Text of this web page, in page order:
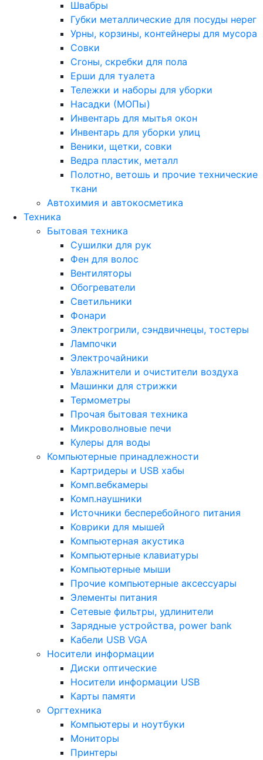
Швабры
Губки металлические для посуды нерег
Урны, корзины, контейнеры для мусора
Совки
Сгоны, скребки для пола
Ерши для туалета
Тележки и наборы для уборки
Насадки (МОПы)
Инвентарь для мытья окон
Инвентарь для уборки улиц
Веники, щетки, совки
Ведра пластик, металл
Полотно, ветошь и прочие технические
ткани
Автохимия и автокосметика
Техника
Бытовая техника
Сушилки для рук
Фен для волос
Вентиляторы
Обогреватели
Светильники
Фонари
Электрогрили, сэндвичнецы, тостеры
Лампочки
Электрочайники
Увлажнители и очистители воздуха
Машинки для стрижки
Термометры
Прочая бытовая техника
Микроволновые печи
Кулеры для воды
Компьютерные принадлежности
Картридеры и USB хабы
Комп.вебкамеры
Комп.наушники
Источники бесперебойного питания
Коврики для мышей
Компьютерная акустика
Компьютерные клавиатуры
Компьютерные мыши
Прочие компьютерные аксессуары
Элементы питания
Сетевые фильтры, удлинители
Зарядные устройства, power bank
Кабели USB VGA
Носители информации
Диски оптические
Носители информации USB
Карты памяти
Оргтехника
Компьютеры и ноутбуки
Мониторы
Принтеры